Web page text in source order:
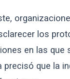
los
en las
precisó que la